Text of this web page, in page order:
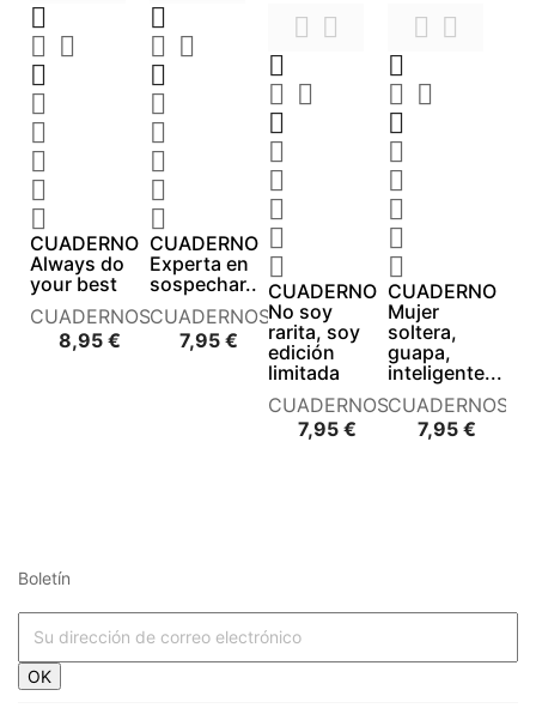

 






CUADERNO
Always do
your best
CUADERNOS
8,95 €Precio

 






CUADERNO
Experta en
sospechar..
CUADERNOS
7,95 €Precio
 

 






CUADERNO
No soy
rarita, soy
edición
limitada
CUADERNOS
7,95 €
 

 






CUADERNO
Mujer
soltera,
guapa,
inteligente...
CUADERNOS
7,95 €Precio

 


 

 
 
Boletín
OK